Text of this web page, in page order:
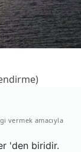
vermek amacıyla
'den biridir.